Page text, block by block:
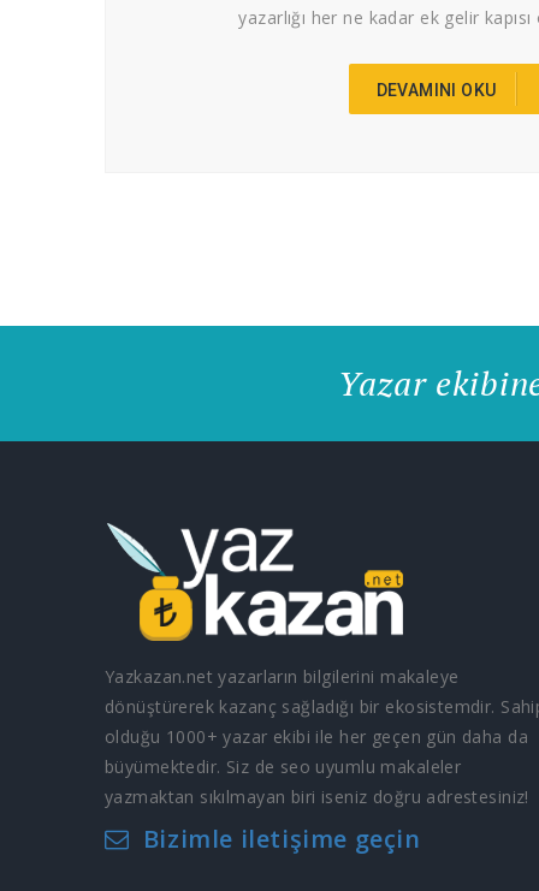
yazarlığı her ne kadar ek gelir
DEVAMINI OKU
Yazar
Yazkazan.net yazarların bilgilerini makaleye
dönüştürerek kazanç sağladığı bir ekosistemdir.
olduğu 1000+ yazar ekibi ile her geçen gün daha da
büyümektedir. Siz de seo uyumlu makaleler
yazmaktan sıkılmayan biri iseniz doğru adrestesiniz!
Bizimle iletişime geçin